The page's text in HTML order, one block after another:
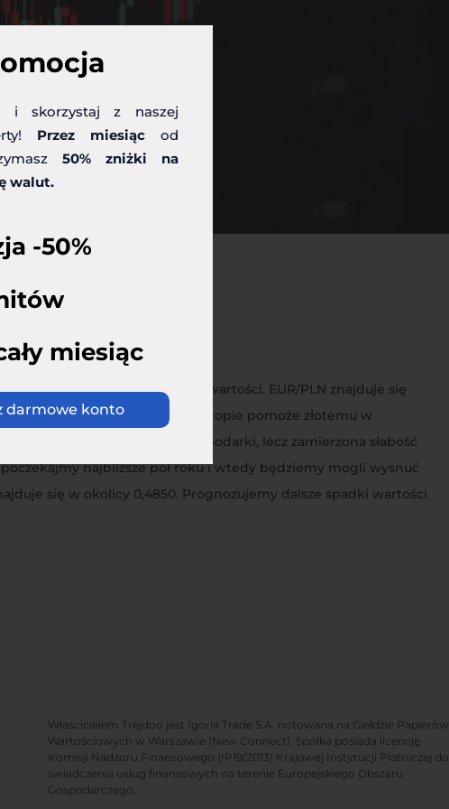
stabilny i nie traci mocno na wartości. EUR/PLN znajduje się
uruchomienie QE w Europie pomoże złotemu w
nie jest siła naszej gospodarki, lecz zamierzona słabość
najbliższe pół roku i wtedy będziemy mogli wysnuć
się w okolicy 0,4850. Prognozujemy dalsze spadki wartości
Właścicielem Trejdoo jest Igoria Trade S.A. notowana na Giełdzie Papierów
Wartościowych w Warszawie (New Connect). Spółka posiada licencję
Komisji Nadzoru Finansowego (IP19/2013) Krajowej Instytucji Płatniczej do
świadczenia usług finansowych na terenie Europejskiego Obszaru
Gospodarczego.
i skorzystaj z naszej
Przez miesiącod
50% zniżki na
walut.
-50%
miesiąc
darmowe konto